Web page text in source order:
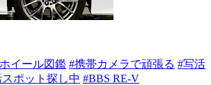
イール図鑑 #携帯カメラで頑張る #写活
ポット探し中 #BBS RE-V